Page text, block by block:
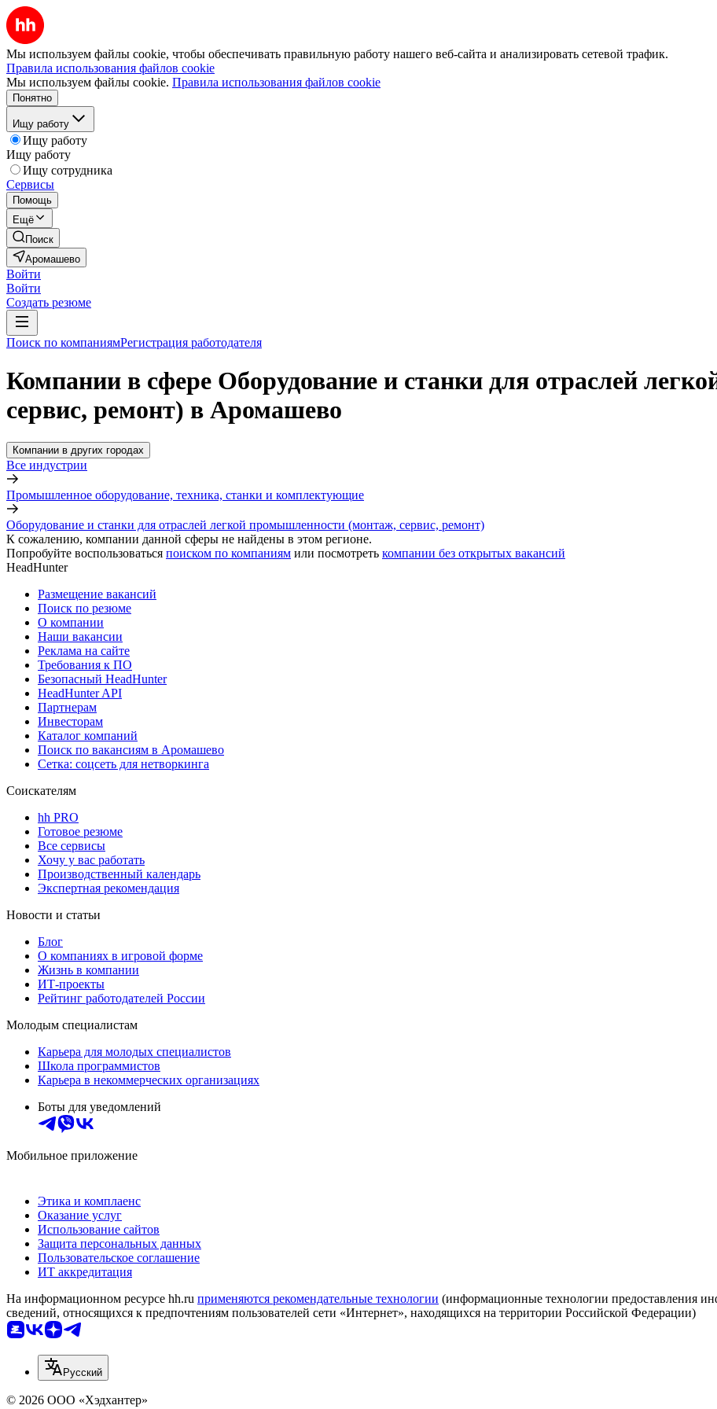
Мы используем файлы cookie, чтобы обеспечивать правильную работу нашего веб-сайта и анализировать сетевой трафик.
Правила использования файлов cookie
Мы используем файлы cookie. Правила использования файлов cookie
Понятно
Ищу работу
Ищу работу
Ищу работу
Ищу сотрудника
Сервисы
Помощь
Ещё
Поиск
Аромашево
Войти
Войти
Создать резюме
Поиск по компаниямРегистрация работодателя
Компании в сфере Оборудование и станки для отраслей
сервис, ремонт) в Аромашево
Компании в других городах
Все индустрии
Промышленное оборудование, техника, станки и комплектующие
Оборудование и станки для отраслей легкой промышленности (монтаж, сервис, ремонт)
К сожалению, компании данной сферы не найдены в этом регионе.
Попробуйте воспользоваться поиском по компаниям или посмотреть компании без открытых вакансий
HeadHunter
Размещение вакансий
Поиск по резюме
О компании
Наши вакансии
Реклама на сайте
Требования к ПО
Безопасный HeadHunter
HeadHunter API
Партнерам
Инвесторам
Каталог компаний
Поиск по вакансиям в Аромашево
Сетка: соцсеть для нетворкинга
Соискателям
hh PRO
Готовое резюме
Все сервисы
Хочу у вас работать
Производственный календарь
Экспертная рекомендация
Новости и статьи
Блог
О компаниях в игровой форме
Жизнь в компании
ИТ-проекты
Рейтинг работодателей России
Молодым специалистам
Карьера для молодых специалистов
Школа программистов
Карьера в некоммерческих организациях
Боты для уведомлений
Мобильное приложение
Этика и комплаенс
Оказание услуг
Использование сайтов
Защита персональных данных
Пользовательское соглашение
ИТ аккредитация
На информационном ресурсе hh.ru применяются рекомендательные технологии (информационные технологии предоставления
сведений, относящихся к предпочтениям пользователей сети «Интернет», находящихся на территории Российской Федерации)
Русский
© 2026 ООО «Хэдхантер»